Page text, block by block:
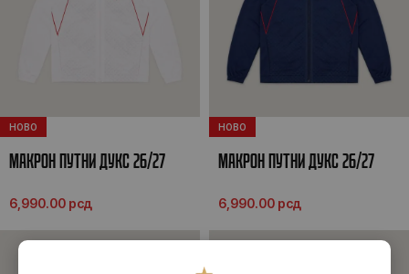
НОВО
МАКРОН ПУТНИ ДУКС 26/27
6,990.00 рсд
НОВО
МАКРОН ПУТНИ ДУКС 26/27
6,990.00 рсд